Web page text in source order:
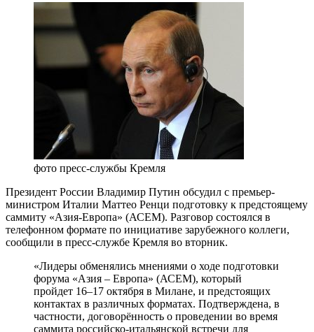
фото пресс-службы Кремля
Президент России Владимир Путин обсудил с премьер-
министром Италии Маттео Ренци подготовку к предстоящему
саммиту «Азия-Европа» (АСЕМ). Разговор состоялся в
телефонном формате по инициативе зарубежного коллеги,
сообщили в пресс-службе Кремля во вторник.
«Лидеры обменялись мнениями о ходе подготовки
форума «Азия – Европа» (АСЕМ), который
пройдет 16–17 октября в Милане, и предстоящих
контактах в различных форматах. Подтверждена, в
частности, договорённость о проведении во время
саммита российско-итальянской встречи для